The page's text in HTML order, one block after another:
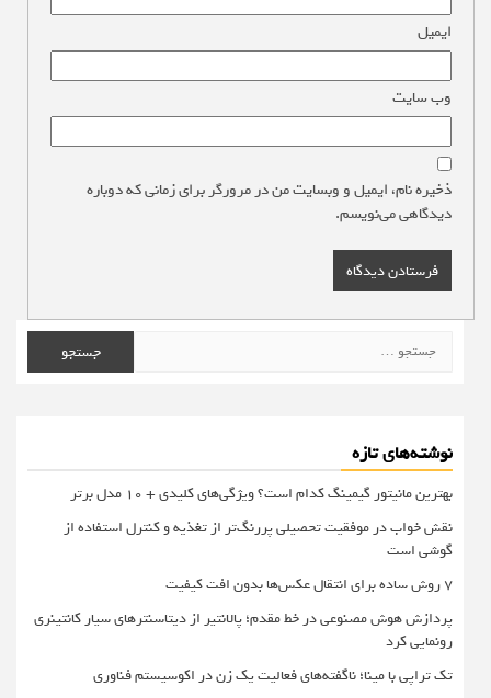
ایمیل
وب‌ سایت
ذخیره نام، ایمیل و وبسایت من در مرورگر برای زمانی که دوباره
دیدگاهی می‌نویسم.
برای:
نوشته‌های تازه
بهترین مانیتور گیمینگ کدام است؟ ویژگی‌های کلیدی + 10 مدل برتر
نقش خواب در موفقیت تحصیلی پررنگ‌تر از تغذیه و کنترل استفاده از
گوشی است
۷ روش ساده برای انتقال عکس‌ها بدون افت کیفیت
پردازش هوش مصنوعی در خط مقدم؛ پالانتیر از دیتاسنترهای سیار کانتینری
رونمایی کرد
تک تراپی با مینا؛ ناگفته‌های فعالیت یک زن در اکوسیستم فناوری